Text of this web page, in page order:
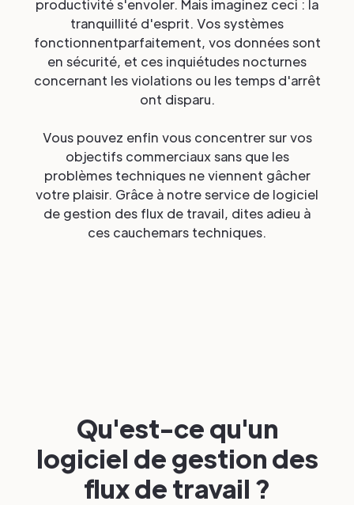
productivité s'envoler. Mais imaginez ceci : la
tranquillité d'esprit. Vos systèmes
fonctionnentparfaitement, vos données sont
en sécurité, et ces inquiétudes nocturnes
concernant les violations ou les temps d'arrêt
ont disparu.
Vous pouvez enfin vous concentrer sur vos
objectifs commerciaux sans que les
problèmes techniques ne viennent gâcher
votre plaisir. Grâce à notre service de logiciel
de gestion des flux de travail, dites adieu à
ces cauchemars techniques.
Qu'est-ce qu'un
logiciel de gestion des
flux de travail ?